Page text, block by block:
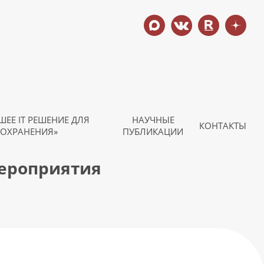
IT РЕШЕНИЕ ДЛЯ
НАУЧНЫЕ
ПУБЛИКАЦИИ
КОНТАКТЫ